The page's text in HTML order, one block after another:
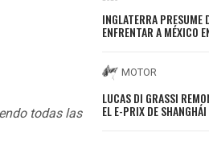
todas las
INGLATERRA PRESUME
ENFRENTAR A MÉXICO
MOTOR
LUCAS DI GRASSI
EL E-PRIX DE